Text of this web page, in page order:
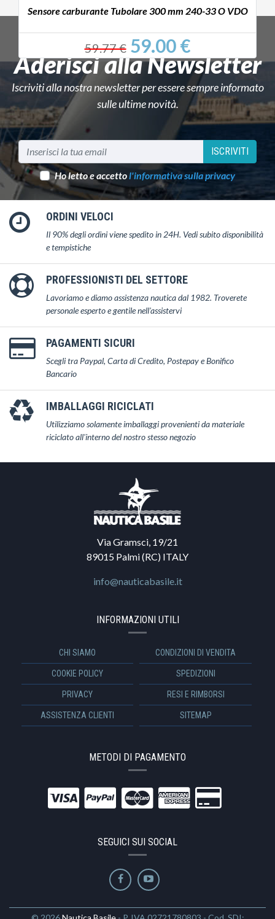
Sensore carburante Tubolare 300 mm 240-33 O VDO
59.77 €59.00 €
Aderisci alla Newsletter
Iscriviti alla nostra newsletter per essere sempre informato
sulle ultime novità.
ISCRIVITI
Ho letto e accettol'informativa sulla privacy
ORDINI VELOCI
Il 90% degli ordini viene spedito in 24H. Vedi subito disponibilità
e tempistiche
PROFESSIONISTI DEL SETTORE
Lavoriamo e diamo assistenza nautica dal 1982. Troverete
personale esperto e gentile nell'assistervi
PAGAMENTI SICURI
Scegli tra Paypal, Carta di Credito, Postepay e Bonifico
Bancario
IMBALLAGGI RICICLATI
Utilizziamo solamente imballaggi provenienti da materiale
riciclato all'interno del nostro stesso negozio
Via Gramsci, 19/21
89015 Palmi (RC) ITALY
info@nauticabasile.it
INFORMAZIONI UTILI
CHI SIAMO CONDIZIONI DI VENDITA
COOKIE POLICY SPEDIZIONI
PRIVACY RESI E RIMBORSI
ASSISTENZA CLIENTI SITEMAP
METODI DI PAGAMENTO
SEGUICI SUI SOCIAL